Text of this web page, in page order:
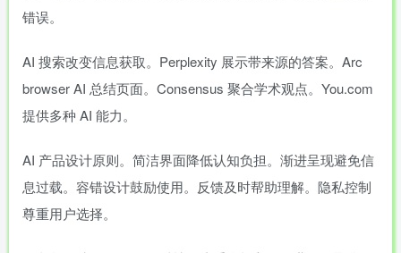
错误。
AI 搜索改变信息获取。Perplexity 展示带来源的答案。Arc
browser AI 总结页面。Consensus 聚合学术观点。You.com
提供多种 AI 能力。
AI 产品设计原则。简洁界面降低认知负担。渐进呈现避免信
息过载。容错设计鼓励使用。反馈及时帮助理解。隐私控制
尊重用户选择。